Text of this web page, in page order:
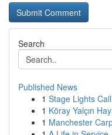
Search
Published News
1 Stage Lights
1 Köray Yalçın
1 Manchester